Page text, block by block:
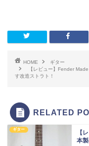
HOME
ギター
【レビュー】Fender
す改造ストラト！
RELATED
ギター
【
本